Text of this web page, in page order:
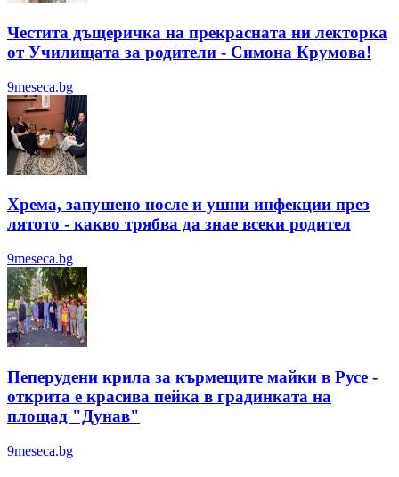
Честита дъщеричка на прекрасната ни лекторка
от Училищата за родители - Симона Крумова!
9meseca.bg
Хрема, запушено носле и ушни инфекции през
лятотo - какво трябва да знае всеки родител
9meseca.bg
Пеперудени крила за кърмещите майки в Русе -
открита е красива пейка в градинката на
площад "Дунав"
9meseca.bg